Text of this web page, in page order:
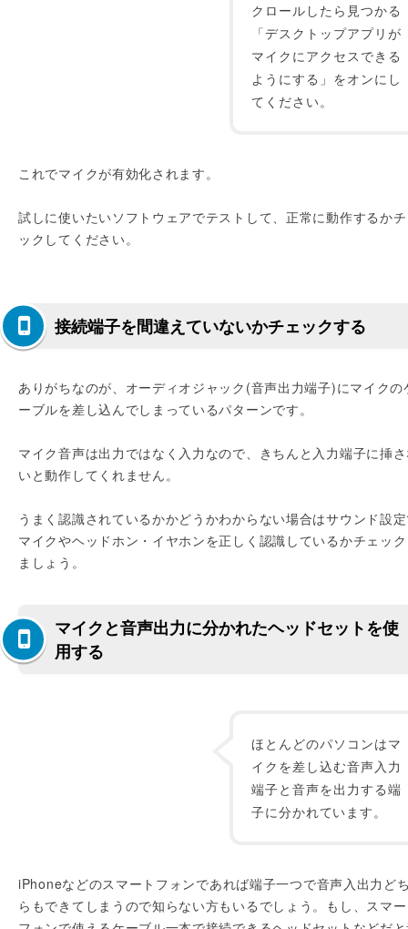
クロールしたら見つかる
「デスクトップアプリが
マイクにアクセスできる
ようにする」をオンにし
てください。
これでマイクが有効化されます。
試しに使いたいソフトウェアでテストして、正常に動作するか
ックしてください。
接続端子を間違えていないかチェックする
ありがちなのが、オーディオジャック(音声出力端子)にマイクの
ーブルを差し込んでしまっているパターンです。
マイク音声は出力ではなく入力なので、きちんと入力端子に挿
いと動作してくれません。
うまく認識されているかかどうかわからない場合はサウンド設
マイクやヘッドホン・イヤホンを正しく認識しているかチェッ
ましょう。
マイクと音声出力に分かれたヘッドセットを使
用する
ほとんどのパソコンはマ
イクを差し込む音声入力
端子と音声を出力する端
子に分かれています。
iPhoneなどのスマートフォンであれば端子一つで音声入出力ど
らもできてしまうので知らない方もいるでしょう。もし、スマ